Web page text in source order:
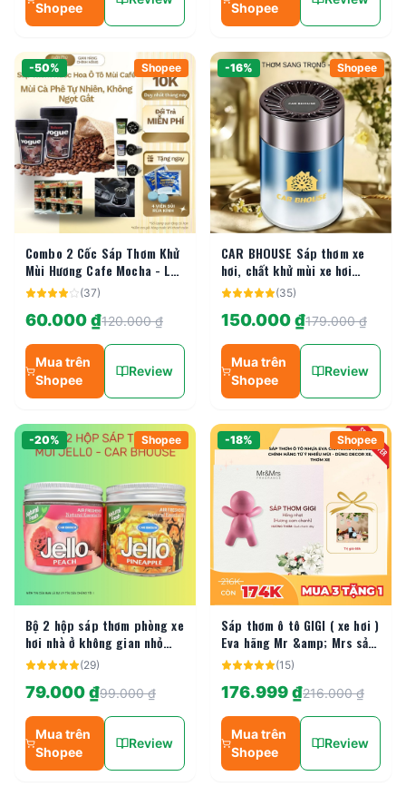
Shopee Shopee
-50% Shopee
Combo 2 Cốc Sáp Thơm Khử
Mùi Hương Cafe Mocha - Lưu
Hương Lâu, Khử Mùi Xe Hơi
(37)
60.000 ₫120.000 ₫
Mua trên
Shopee
Review
-16% Shopee
CAR BHOUSE Sáp thơm xe
hơi, chất khử mùi xe hơi
phòng ngủ, sáp thơm nước
(35)
150.000 ₫179.000 ₫
Mua trên
Shopee
Review
-20% Shopee
Bộ 2 hộp sáp thơm phòng xe
hơi nhà ở không gian nhỏ
220G
(29)
79.000 ₫99.000 ₫
Mua trên
Shopee
Review
-18% Shopee
Sáp thơm ô tô GIGI ( xe hơi )
Eva hãng Mr &amp; Mrs sản
xuất tại Ý - Khử mùi xe hơi,
(15)
176.999 ₫216.000 ₫
Mua trên
Shopee
Review